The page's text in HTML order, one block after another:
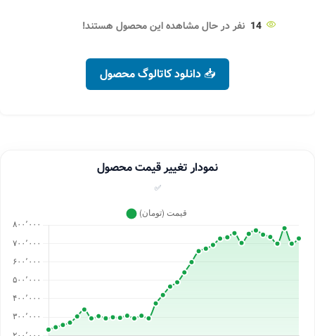
14 نفر در حال مشاهده این محصول هستند!
📥 دانلود کاتالوگ محصول
نمودار تغییر قیمت محصول
✅